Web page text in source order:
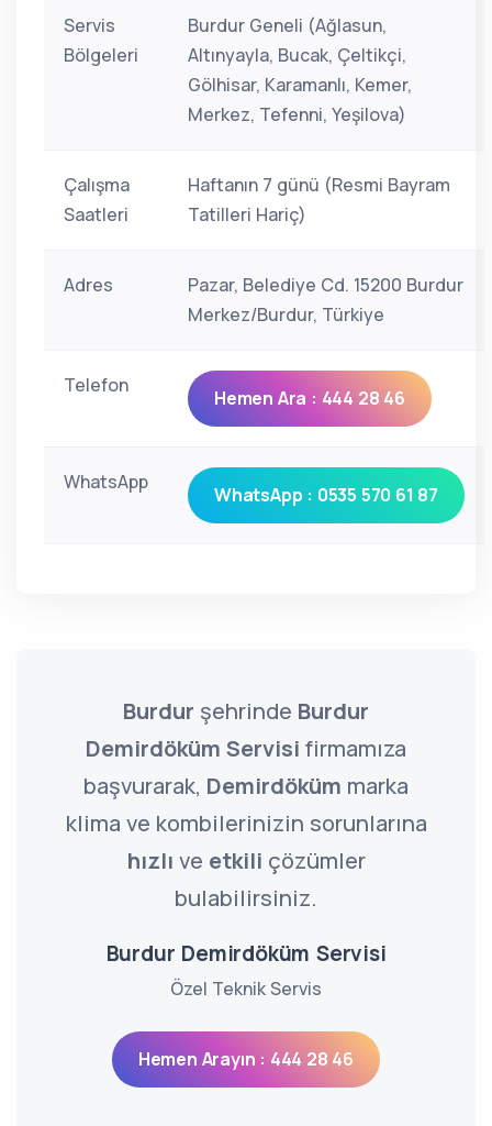
Servis
Bölgeleri
Burdur Geneli (Ağlasun,
Altınyayla, Bucak, Çeltikçi,
Gölhisar, Karamanlı, Kemer,
Merkez, Tefenni, Yeşilova)
Çalışma
Saatleri
Haftanın 7 günü (Resmi Bayram
Tatilleri Hariç)
Adres
Pazar, Belediye Cd. 15200 Burdur
Merkez/Burdur, Türkiye
Telefon
Hemen Ara : 444 28 46
WhatsApp
WhatsApp : 0535 570 61 87
Burdur şehrinde Burdur
Demirdöküm Servisi firmamıza
başvurarak, Demirdöküm marka
klima ve kombilerinizin sorunlarına
hızlı ve etkili çözümler
bulabilirsiniz.
Burdur Demirdöküm Servisi
Özel Teknik Servis
Hemen Arayın : 444 28 46